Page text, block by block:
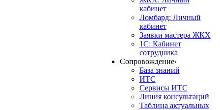
кабинет
Ломбард: Личный
кабинет
Заявки мастера ЖКХ
1С: Кабинет
сотрудника
Сопровождение›
База знаний
ИТС
Сервисы ИТС
Линия консультаций
Таблица актуальных